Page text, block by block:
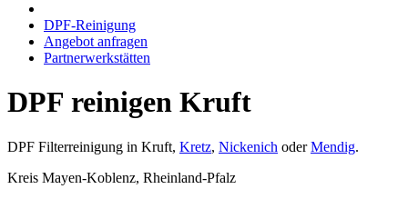
DPF-Reinigung
Angebot anfragen
Partnerwerkstätten
DPF reinigen Kruft
DPF Filterreinigung in Kruft, Kretz, Nickenich oderMendig.
Kreis Mayen-Koblenz, Rheinland-Pfalz